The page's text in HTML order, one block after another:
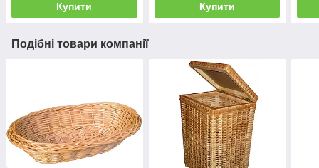
Купити Купити
Подібні товари компанії